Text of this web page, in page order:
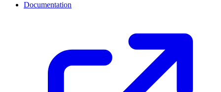
Documentation